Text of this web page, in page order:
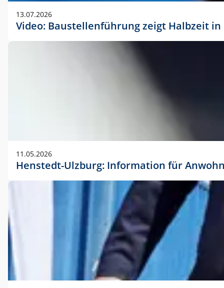
13.07.2026
Video: Baustellenführung zeigt Halbzeit
11.05.2026
Henstedt-Ulzburg: Information für